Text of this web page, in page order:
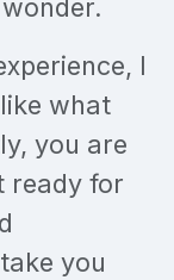
I
what
you are
ready for
you